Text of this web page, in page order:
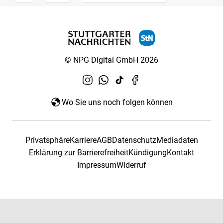
© NPG Digital GmbH 2026
Wo Sie uns noch folgen können
PrivatsphäreKarriereAGBDatenschutzMediadaten
Erklärung zur BarrierefreiheitKündigungKontakt
ImpressumWiderruf